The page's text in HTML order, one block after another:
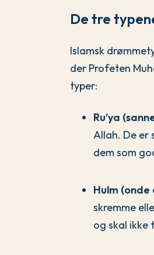
De tre
Islamsk
der Profeten
typer:
Ru’ya
Allah. De er
dem som
Hulm
skremme
og skal ikke